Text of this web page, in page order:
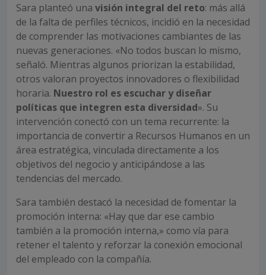
Sara planteó una visión integral del reto: más allá
de la falta de perfiles técnicos, incidió en la necesidad
de comprender las motivaciones cambiantes de las
nuevas generaciones. «No todos buscan lo mismo,
señaló. Mientras algunos priorizan la estabilidad,
otros valoran proyectos innovadores o flexibilidad
horaria. Nuestro rol es escuchar y diseñar
políticas que integren esta diversidad». Su
intervención conectó con un tema recurrente: la
importancia de convertir a Recursos Humanos en un
área estratégica, vinculada directamente a los
objetivos del negocio y anticipándose a las
tendencias del mercado.
Sara también destacó la necesidad de fomentar la
promoción interna: «Hay que dar ese cambio
también a la promoción interna,» como vía para
retener el talento y reforzar la conexión emocional
del empleado con la compañía.